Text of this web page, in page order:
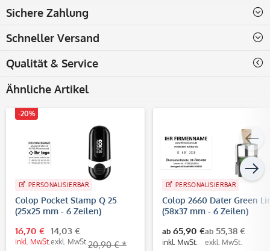
Sichere Zahlung
Schneller Versand
Qualität & Service
Ähnliche Artikel
-20%
PERSONALISIERBAR
Colop Pocket Stamp Q 25
(25x25 mm - 6 Zeilen)
16,70 €
inkl. MwSt.
14,03 €
exkl. MwSt. 20,90 € *
PERSONALISIERBAR
Colop 2660 Dater Green
(58x37 mm - 6 Zeilen)
ab 65,90 €
inkl. MwSt.
ab 55,38 €
exkl. MwSt.